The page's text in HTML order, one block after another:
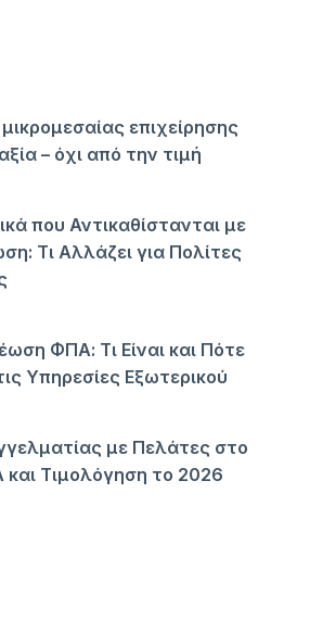
επιχείρησης
– όχι από την τιμή
που Αντικαθίστανται με
Τι Αλλάζει για Πολίτες
ΦΠΑ: Τι Είναι και Πότε
Υπηρεσίες Εξωτερικού
με Πελάτες στο
Τιμολόγηση το 2026